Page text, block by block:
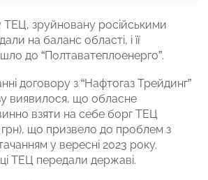
ТЕЦ, зруйновану російськими
на баланс області, і її
до “Полтаватеплоенерго”.
договору з “Нафтогаз Трейдинг”
виявилося, що обласне
взяти на себе борг ТЕЦ
що призвело до проблем з
у вересні 2023 року.
ТЕЦ передали державі.